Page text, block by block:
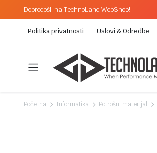
Dobrodošli na TechnoLand WebShop!
Politika privatnosti Uslovi & Odredbe
Početna Informatika Potrošni materijal